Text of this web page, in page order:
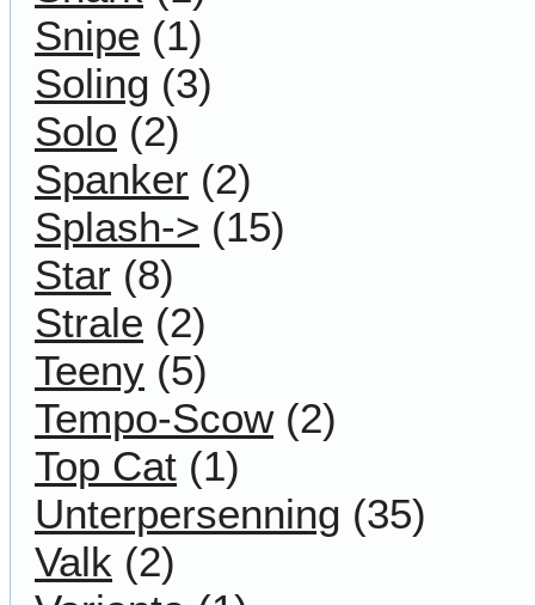
Snipe (1)
Soling (3)
Solo (2)
Spanker (2)
Splash-> (15)
Star (8)
Strale (2)
Teeny (5)
Tempo-Scow(2)
Top Cat (1)
Unterpersenning (35)
Valk (2)